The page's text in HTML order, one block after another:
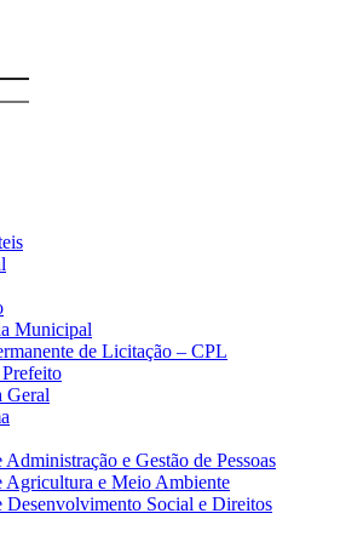
Municipal
de Licitação – CPL
Geral
Administração e Gestão de Pessoas
Agricultura e Meio Ambiente
Desenvolvimento Social e Direitos